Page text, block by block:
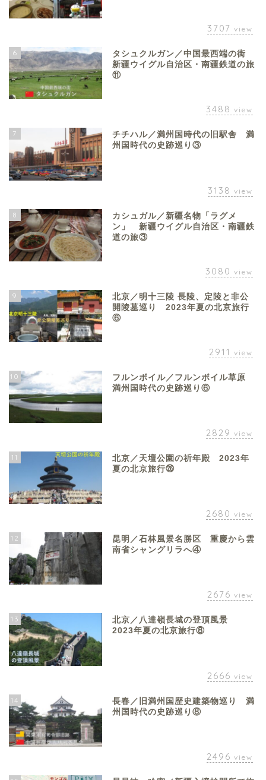
3707 view
6
タシュクルガン／中国最西端の街
新疆ウイグル自治区・南疆鉄道の旅
⑪
3488 view
7
チチハル／満州国時代の旧駅舎 満
州国時代の史跡巡り③
3138 view
8
カシュガル／新疆名物「ラグメ
ン」 新疆ウイグル自治区・南疆鉄
道の旅③
3080 view
9
北京／明十三陵 長陵、定陵と非公
開陵墓巡り 2023年夏の北京旅行
⑥
2911 view
10
フルンボイル／フルンボイル草原
満州国時代の史跡巡り⑥
2829 view
11
北京／天壇公園の祈年殿 2023年
夏の北京旅行㉖
2680 view
12
昆明／石林風景名勝区 重慶から雲
南省シャングリラへ④
2676 view
13
北京／八達嶺長城の登頂風景
2023年夏の北京旅行⑧
2666 view
14
長春／旧満州国歴史建築物巡り 満
州国時代の史跡巡り⑧
2496 view